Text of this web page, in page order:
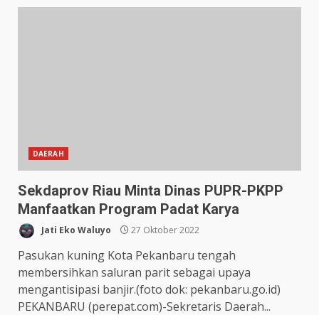
DAERAH
Sekdaprov Riau Minta Dinas PUPR-PKPP
Manfaatkan Program Padat Karya
Jati Eko Waluyo 27 Oktober 2022
Pasukan kuning Kota Pekanbaru tengah
membersihkan saluran parit sebagai upaya
mengantisipasi banjir.(foto dok: pekanbaru.go.id)
PEKANBARU (perepat.com)-Sekretaris Daerah...